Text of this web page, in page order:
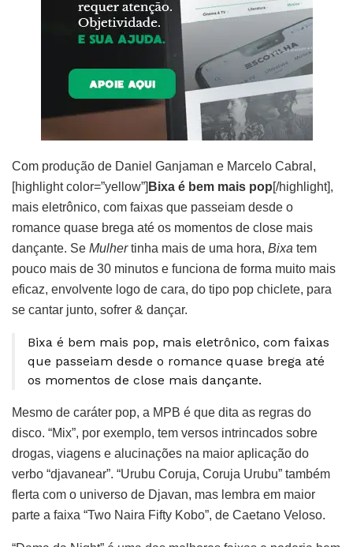
Com produção de Daniel Ganjaman e Marcelo Cabral,
[highlight color=”yellow”] Bixa é bem mais pop[/highlight],
mais eletrônico, com faixas que passeiam desde o
romance quase brega até os momentos de close mais
dançante. Se Mulhertinha mais de uma hora, Bixa tem
pouco mais de 30 minutos e funciona de forma muito mais
eficaz, envolvente logo de cara, do tipo pop chiclete, para
se cantar junto, sofrer & dançar.
Bixa é bem mais pop, mais eletrônico, com faixas
que passeiam desde o romance quase brega até
os momentos de close mais dançante.
Mesmo de caráter pop, a MPB é que dita as regras do
disco. “Mix”, por exemplo, tem versos intrincados sobre
drogas, viagens e alucinações na maior aplicação do
verbo “djavanear”. “Urubu Coruja, Coruja Urubu” também
flerta com o universo de Djavan, mas lembra em maior
parte a faixa “Two Naira Fifty Kobo”, de Caetano Veloso.